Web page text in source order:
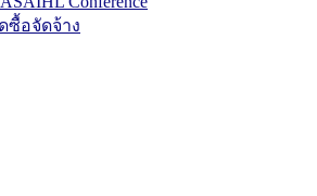
ซื้อจัดจ้าง